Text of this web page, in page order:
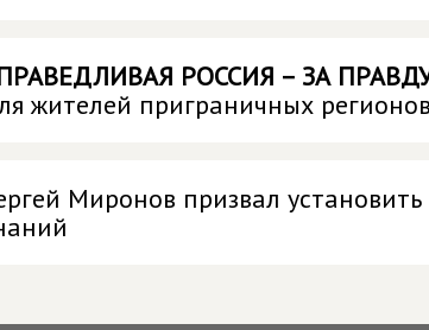
РОССИЯ – ЗА
жителей приграничных
Миронов призвал